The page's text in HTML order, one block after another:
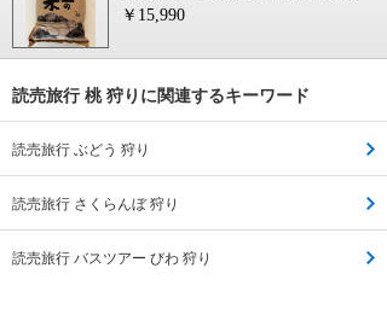
￥15,990
読売旅行 桃 狩りに関連するキーワード
読売旅行 ぶどう 狩り
読売旅行 さくらんぼ 狩り
読売旅行 バスツアー びわ 狩り